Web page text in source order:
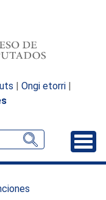
| Ongi etorri |